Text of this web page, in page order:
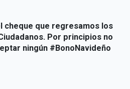
cheque que regresamos los
Por principios no
ningún #BonoNavideño